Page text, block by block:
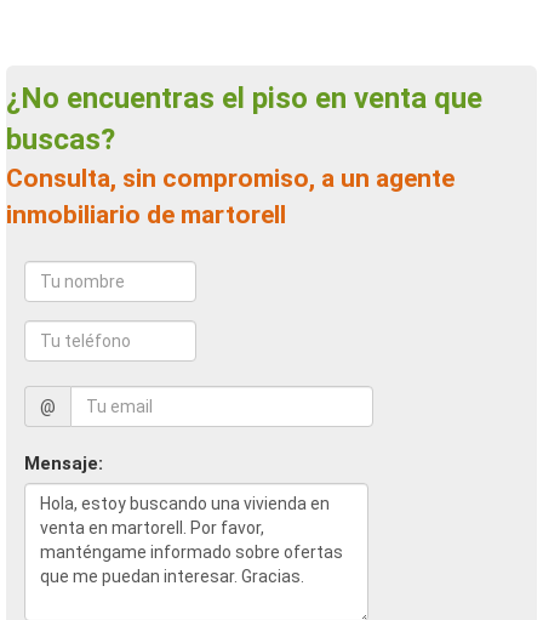
¿No encuentras el piso en venta que
buscas?
Consulta, sin compromiso, a un agente
inmobiliario de martorell
@
Mensaje: